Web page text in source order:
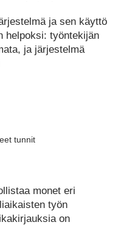
ja sen käyttö
helpoksi: työntekijän
ja järjestelmä
tunnit
monet eri
työn
on